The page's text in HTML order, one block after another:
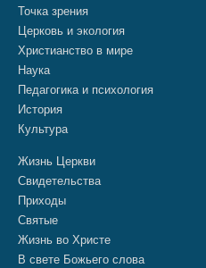
Точка зрения
Церковь и экология
Христианство в мире
Наука
Педагогика и психология
История
Культура
Жизнь Церкви
Свидетельства
Приходы
Святые
Жизнь во Христе
В свете Божьего слова